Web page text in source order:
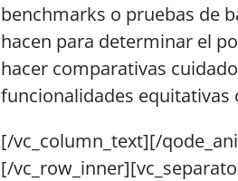
benchmarks o pruebas de
hacen para determinar el
hacer comparativas
funcionalidades equitativas
[/vc_column_text][/
[/